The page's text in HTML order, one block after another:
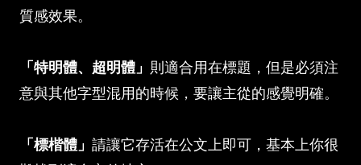
質感效果。
「特明體、超明體」 則適合用在標題，但是必須注
意與其他字型混用的時候，要讓主從的感覺明確。
「標楷體」 請讓它存活在公文上即可，基本上你很